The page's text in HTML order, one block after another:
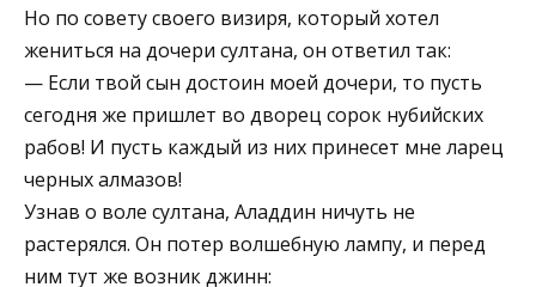
Но по совету своего визиря, который хотел
жениться на дочери султана, он ответил так:
— Если твой сын достоин моей дочери, то пусть
сегодня же пришлет во дворец сорок нубийских
рабов! И пусть каждый из них принесет мне ларец
черных алмазов!
Узнав о воле султана, Аладдин ничуть не
растерялся. Он потер волшебную лампу, и перед
ним тут же возник джинн: